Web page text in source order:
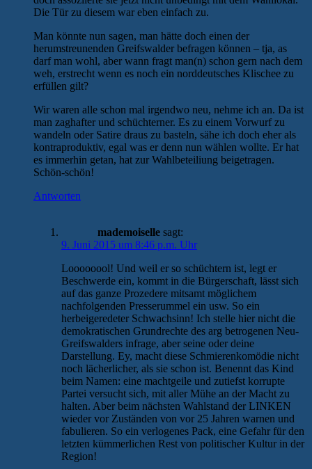
Die Tür zu diesem war eben einfach zu.
Man könnte nun sagen, man hätte doch einen der
herumstreunenden Greifswalder befragen können – tja, as
darf man wohl, aber wann fragt man(n) schon gern nach dem
weh, erstrecht wenn es noch ein norddeutsches Klischee zu
erfüllen gilt?
Wir waren alle schon mal irgendwo neu, nehme ich an. Da ist
man zaghafter und schüchterner. Es zu einem Vorwurf zu
wandeln oder Satire draus zu basteln, sähe ich doch eher als
kontraproduktiv, egal was er denn nun wählen wollte. Er hat
es immerhin getan, hat zur Wahlbeteiliung beigetragen.
Schön-schön!
Antworten
mademoiselle sagt:
9. Juni 2015 um 8:46 p.m. Uhr
Loooooool! Und weil er so schüchtern ist, legt er
Beschwerde ein, kommt in die Bürgerschaft, lässt sich
auf das ganze Prozedere mitsamt möglichem
nachfolgenden Presserummel ein usw. So ein
herbeigeredeter Schwachsinn! Ich stelle hier nicht die
demokratischen Grundrechte des arg betrogenen Neu-
Greifswalders infrage, aber seine oder deine
Darstellung. Ey, macht diese Schmierenkomödie nicht
noch lächerlicher, als sie schon ist. Benennt das Kind
beim Namen: eine machtgeile und zutiefst korrupte
Partei versucht sich, mit aller Mühe an der Macht zu
halten. Aber beim nächsten Wahlstand der LINKEN
wieder vor Zuständen von vor 25 Jahren warnen und
fabulieren. So ein verlogenes Pack, eine Gefahr für den
letzten kümmerlichen Rest von politischer Kultur in der
Region!